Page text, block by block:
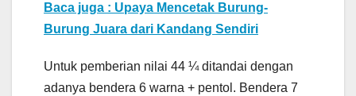
Baca juga : Upaya Mencetak Burung-
Burung Juara dari Kandang Sendiri
Untuk pemberian nilai 44 ¼ ditandai dengan
adanya bendera 6 warna + pentol. Bendera 7